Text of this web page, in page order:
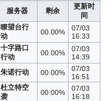
服务器 剩余
更新时
间
瞭望台行
动
00.00%
07/03
16:33
十字路口
行动
00.00%
07/03
14:39
朱诺行动 00.00%
07/03
16:51
杜立特空
袭
00.00%
07/03
16:18